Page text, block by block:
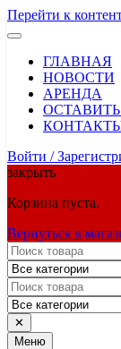
Перейти к
ГЛАВНАЯ
НОВОСТИ
АРЕНДА
Войти /
закрыть
Корзина пуста.
Вернуться в
✕
Меню